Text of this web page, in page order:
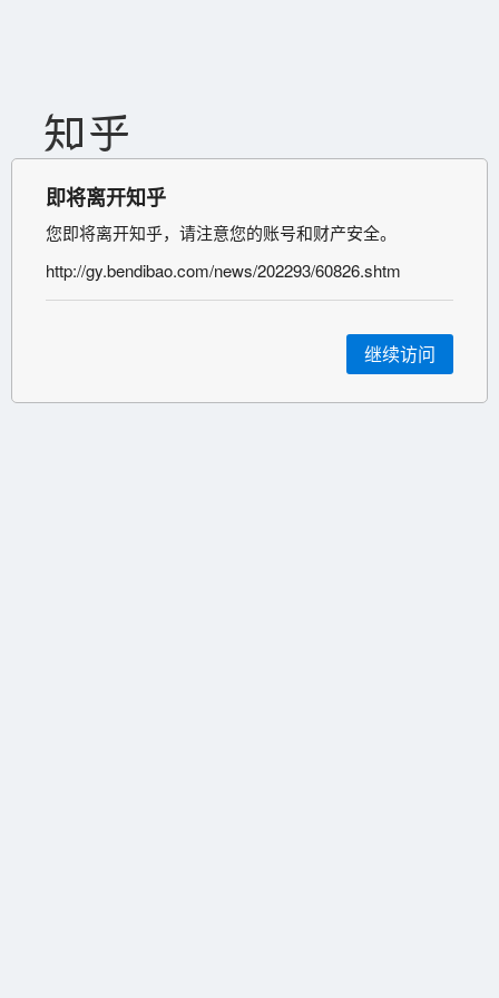
即将离开知乎
您即将离开知乎，请注意您的账号和财产安全。
http://gy.bendibao.com/news/202293/60826.shtm
继续访问